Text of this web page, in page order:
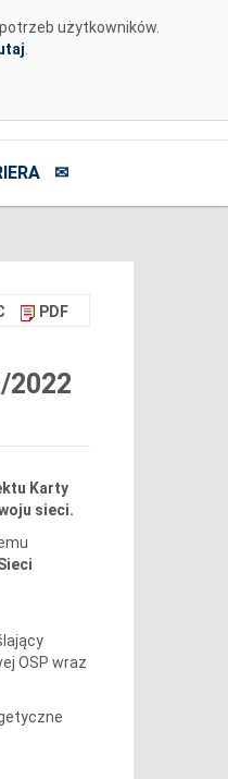
użytkowników.
✉
PDF
2022
Karty
sieci.
OSP wraz